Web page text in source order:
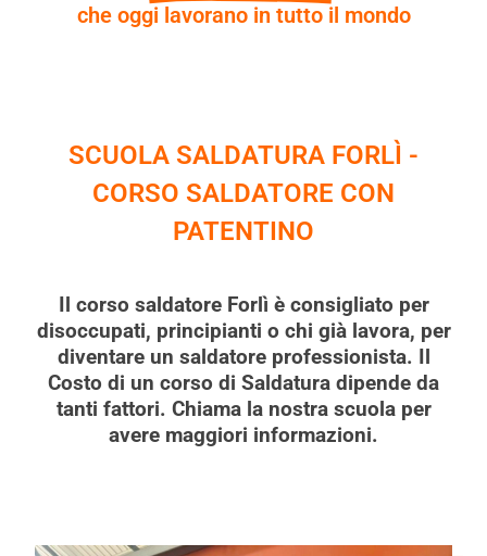
che oggi lavorano in tutto il mondo
SCUOLA SALDATURA FORLÌ -
CORSO SALDATORE CON
PATENTINO
Il corso saldatore Forlì è consigliato per
disoccupati, principianti o chi già lavora, per
diventare un saldatore professionista. Il
Costo di un corso di Saldatura dipende da
tanti fattori. Chiama la nostra scuola per
avere maggiori informazioni.